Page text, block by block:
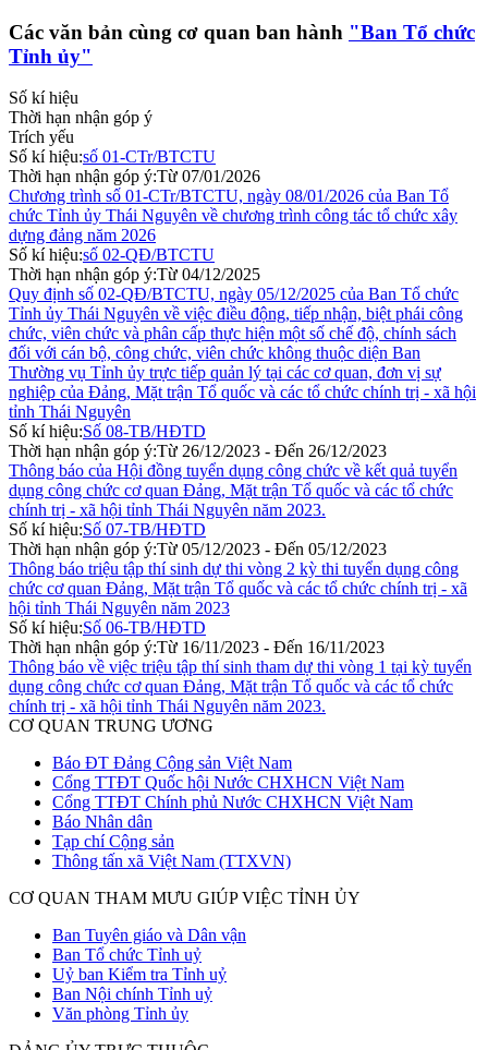
Các văn bản cùng cơ quan ban hành "Ban Tổ chức
Tỉnh ủy"
Số kí hiệu
Thời hạn nhận góp ý
Trích yếu
Số kí hiệu:số 01-CTr/BTCTU
Thời hạn nhận góp ý:Từ 07/01/2026
Chương trình số 01-CTr/BTCTU, ngày 08/01/2026 của Ban Tổ
chức Tỉnh ủy Thái Nguyên về chương trình công tác tổ chức xây
dựng đảng năm 2026
Số kí hiệu:số 02-QĐ/BTCTU
Thời hạn nhận góp ý:Từ 04/12/2025
Quy định số 02-QĐ/BTCTU, ngày 05/12/2025 của Ban Tổ chức
Tỉnh ủy Thái Nguyên về việc điều động, tiếp nhận, biệt phái công
chức, viên chức và phân cấp thực hiện một số chế độ, chính sách
đối với cán bộ, công chức, viên chức không thuộc diện Ban
Thường vụ Tỉnh ủy trực tiếp quản lý tại các cơ quan, đơn vị sự
nghiệp của Đảng, Mặt trận Tổ quốc và các tổ chức chính trị - xã hội
tỉnh Thái Nguyên
Số kí hiệu:Số 08-TB/HĐTD
Thời hạn nhận góp ý:Từ 26/12/2023 - Đến 26/12/2023
Thông báo của Hội đồng tuyển dụng công chức về kết quả tuyển
dụng công chức cơ quan Đảng, Mặt trận Tổ quốc và các tổ chức
chính trị - xã hội tỉnh Thái Nguyên năm 2023.
Số kí hiệu:Số 07-TB/HĐTD
Thời hạn nhận góp ý:Từ 05/12/2023 - Đến 05/12/2023
Thông báo triệu tập thí sinh dự thi vòng 2 kỳ thi tuyển dụng công
chức cơ quan Đảng, Mặt trận Tổ quốc và các tổ chức chính trị - xã
hội tỉnh Thái Nguyên năm 2023
Số kí hiệu:Số 06-TB/HĐTD
Thời hạn nhận góp ý:Từ 16/11/2023 - Đến 16/11/2023
Thông báo về việc triệu tập thí sinh tham dự thi vòng 1 tại kỳ tuyển
dụng công chức cơ quan Đảng, Mặt trận Tổ quốc và các tổ chức
chính trị - xã hội tỉnh Thái Nguyên năm 2023.
CƠ QUAN TRUNG ƯƠNG
Báo ĐT Đảng Cộng sản Việt Nam
Cổng TTĐT Quốc hội Nước CHXHCN Việt Nam
Cổng TTĐT Chính phủ Nước CHXHCN Việt Nam
Báo Nhân dân
Tạp chí Cộng sản
Thông tấn xã Việt Nam (TTXVN)
CƠ QUAN THAM MƯU GIÚP VIỆC TỈNH ỦY
Ban Tuyên giáo và Dân vận
Ban Tổ chức Tỉnh uỷ
Uỷ ban Kiểm tra Tỉnh uỷ
Ban Nội chính Tỉnh uỷ
Văn phòng Tỉnh ủy